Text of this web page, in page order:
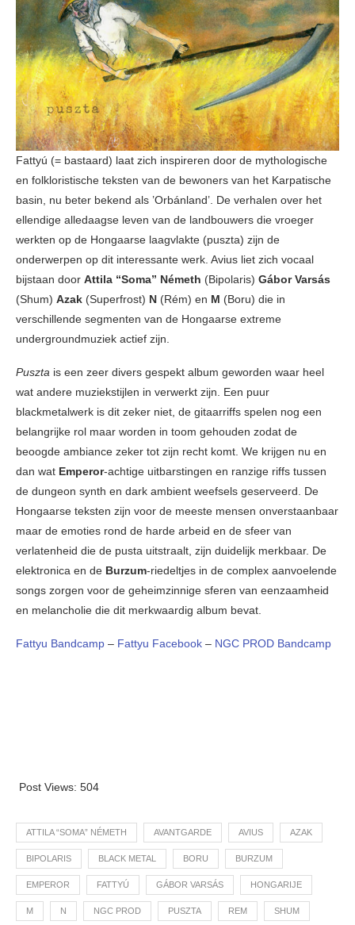
Fattyú (= bastaard) laat zich inspireren door de mythologische
en folkloristische teksten van de bewoners van het Karpatische
basin, nu beter bekend als ’Orbánland’. De verhalen over het
ellendige alledaagse leven van de landbouwers die vroeger
werkten op de Hongaarse laagvlakte (puszta) zijn de
onderwerpen op dit interessante werk. Avius liet zich vocaal
bijstaan door Attila “Soma” Németh (Bipolaris) Gábor Varsás
(Shum) Azak (Superfrost) N (Rém) en M (Boru) die in
verschillende segmenten van de Hongaarse extreme
undergroundmuziek actief zijn.
Puszta is een zeer divers gespekt album geworden waar heel
wat andere muziekstijlen in verwerkt zijn. Een puur
blackmetalwerk is dit zeker niet, de gitaarriffs spelen nog een
belangrijke rol maar worden in toom gehouden zodat de
beoogde ambiance zeker tot zijn recht komt. We krijgen nu en
dan wat Emperor-achtige uitbarstingen en ranzige riffs tussen
de dungeon synth en dark ambient weefsels geserveerd. De
Hongaarse teksten zijn voor de meeste mensen onverstaanbaar
maar de emoties rond de harde arbeid en de sfeer van
verlatenheid die de pusta uitstraalt, zijn duidelijk merkbaar. De
elektronica en de Burzum-riedeltjes in de complex aanvoelende
songs zorgen voor de geheimzinnige sferen van eenzaamheid
en melancholie die dit merkwaardig album bevat.
Fattyu Bandcamp – Fattyu Facebook – NGC PROD Bandcamp
Post Views: 504
ATTILA “SOMA” NÉMETH AVANTGARDE AVIUS AZAK
BIPOLARIS BLACK METAL BORU BURZUM
EMPEROR FATTYÚ GÁBOR VARSÁS HONGARIJE
M N NGC PROD PUSZTA REM SHUM